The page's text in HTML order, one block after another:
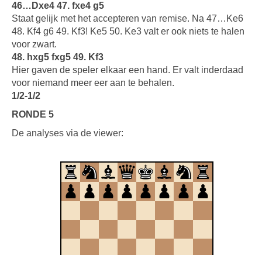
46…Dxe4 47. fxe4 g5
Staat gelijk met het accepteren van remise. Na 47…Ke6
48. Kf4 g6 49. Kf3! Ke5 50. Ke3 valt er ook niets te halen
voor zwart.
48. hxg5 fxg5 49. Kf3
Hier gaven de speler elkaar een hand. Er valt inderdaad
voor niemand meer eer aan te behalen.
1/2-1/2
RONDE 5
De analyses via de viewer: